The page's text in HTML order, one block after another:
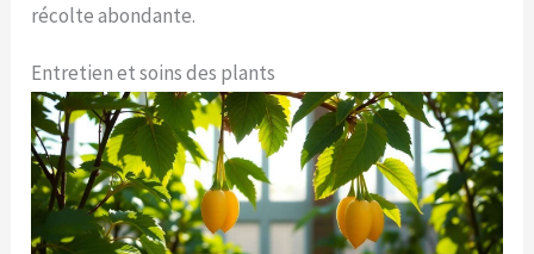
récolte abondante.
Entretien et soins des plants